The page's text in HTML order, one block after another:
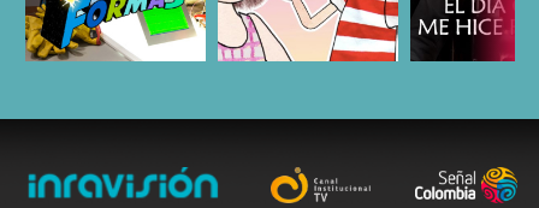
ESCUCHAR ESCUCHAR